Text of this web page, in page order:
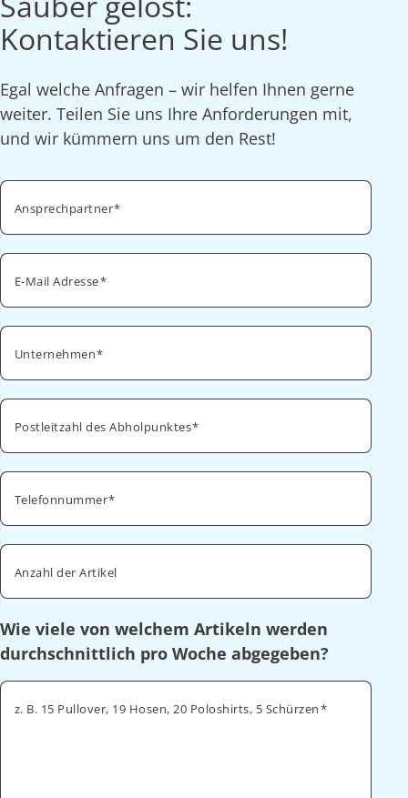
Kontaktieren Sie uns!
Egal welche Anfragen – wir helfen Ihnen gerne
weiter. Teilen Sie uns Ihre Anforderungen mit,
und wir kümmern uns um den Rest!
Ansprechpartner
E-Mail Adresse
Unternehmen
Postleitzahl des Abholpunktes
Telefonnummer
Anzahl der Artikel
Wie viele von welchem Artikeln werden
durchschnittlich pro Woche abgegeben?
z. B. 15 Pullover, 19 Hosen, 20 Poloshirts, 5 Schürzen